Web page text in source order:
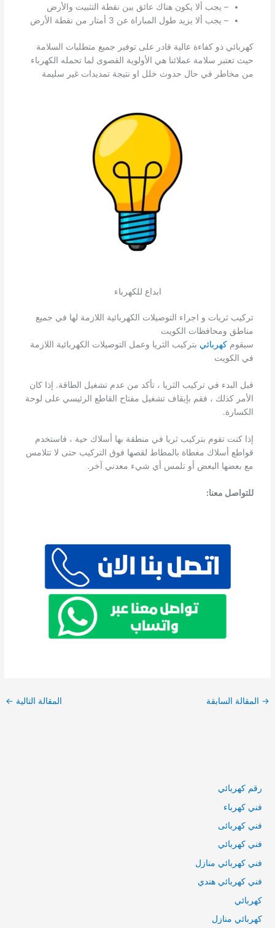
– يجب ألا يكون هناك عائق بين نقطة التثبيت والأرض
– يجب ألا يزيد طول المباراة عن 3 أمتار من نقطة الأرض
كهربائي ذو كفاءة عالية قادر على توفير جميع متطلبات السلامة
حيث تعتبر سلامة عملائنا هي الأولوية القصوى لما تحمله الكهرباء
من مخاطر في حال حدوث خلل او نتيجة تمديدات غير سليمة
ابداع للكهرباء
تركيب ثريات و اجراء التوصيلات الكهربائية اللازمة لها في جميع
مناطق ومحافظات الكويت
سيقوم كهربائي بتركيب الثريا وعمل التوصيلات الكهربائية اللازمة
في الكويت
قبل البدء في تركيب الثريا ، تأكد من عدم تشغيل الطاقة. إذا كان
الأمر كذلك ، فقم بإيقاف تشغيل مفتاح القاطع الرئيسي على لوحة
الكسارة.
إذا كنت تقوم بتركيب ثريا في منطقة بها أسلاك حية ، فاستخدم
قواطع أسلاك مغطاة بالمطاط لقصها فوق التركيب حتى لا تتلامس
مع بعضها البعض أو تلمس أي شيء معدني آخر.
للتواصل معنا:
→ المقالة السابقة المقالة التالية ←
رقم كهربائي
فني كهرباء
فني كهربائى
فني كهربائي
فني كهربائي منازل
فني كهربائي هندي
كهربائي
كهربائي منازل